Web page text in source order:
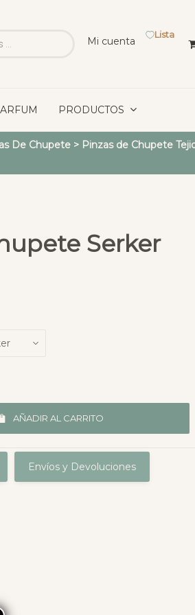
Mi cuenta
Lista
PRODUCTOS
De Chupete> Pinzas de Chupete
Serker
AÑADIR AL CARRITO
Envíos y Devoluciones